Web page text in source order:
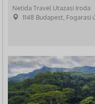
Netida Travel Utazasi Iroda
1148 Budapest, Fogarasi út 5.